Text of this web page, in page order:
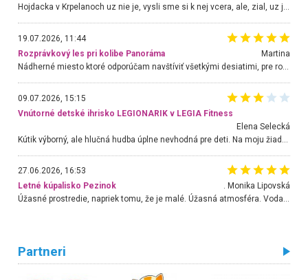
Hojdacka v Krpelanoch uz nie je, vysli sme si k nej vcera, ale, zial, uz je znicena. Ak sem planujete cestu len kvoli hojdacke, mozete si ju usetrit. Krasny vyhlad je tu vsak aj bez hojdacky :-)
19.07.2026, 11:44
Rozprávkový les pri kolibe Panoráma
Martina
Nádherné miesto ktoré odporúčam navštíviť všetkými desiatimi, pre rodiny s deťmi, dôchodcom... Proste a jednoducho ozaj rozprávkový les.. určite ešte prídeme. Odniesli sme si na pamiatku krásne tričká,
09.07.2026, 15:15
Vnútorné detské ihrisko LEGIONARIK v LEGIA Fitness
Elena Selecká
27.06.2026, 16:53
Letné kúpalisko Pezinok
. Monika Lipovská
Úžasné prostredie, napriek tomu, že je malé. Úžasná atmosféra. Voda fantastická a nádherná. Ľudí je pomerne veľa, ale su mili a ohľaduplní. Je veľmi zaujímavé sledovať, ako dokážu spolu športovať cudzí ľudia a bez ohľadu na vek. Vládne tu pohoda. Vnuka neviem dostať z vody. Ďakujem za krásny deň . Urcite sa sem vrátim. Jediný problém je s parkovaním, ale aj ten sa mi podarilo vyriešiť. Monika Bratislava
Partneri